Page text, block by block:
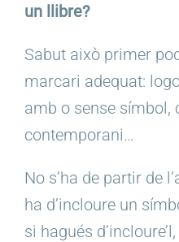
un llibre?
Sabut això primer
marcari adequat:
amb o sense símbol,
contemporani…
No s’ha de partir de
ha d’incloure un
si hagués